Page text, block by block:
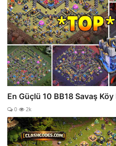
En Güçlü 10 BB18 Savaş
0 2k